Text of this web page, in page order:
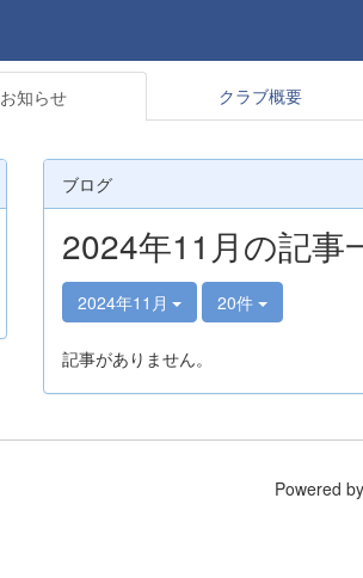
お知らせ クラブ概要
ブログ
2024年11月の記事
2024年11月 20件
記事がありません。
Powered